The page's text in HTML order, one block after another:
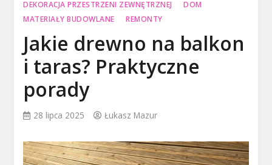
DEKORACJA PRZESTRZENI ZEWNĘTRZNEJ
DOM
MATERIAŁY BUDOWLANE
REMONTY
Jakie drewno na balkon
i taras? Praktyczne
porady
28 lipca 2025 Łukasz Mazur